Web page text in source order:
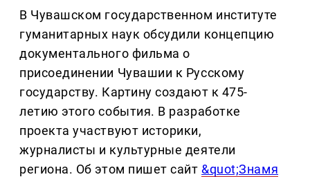
В Чувашском государственном институте
гуманитарных наук обсудили концепцию
документального фильма о
присоединении Чувашии к Русскому
государству. Картину создают к 475-
летию этого события. В разработке
проекта участвуют историки,
журналисты и культурные деятели
региона. Об этом пишет сайт &quot;Знамя